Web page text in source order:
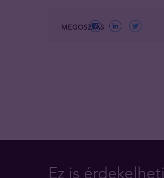
MEGOSZTÁS
Ez is érdekelheti